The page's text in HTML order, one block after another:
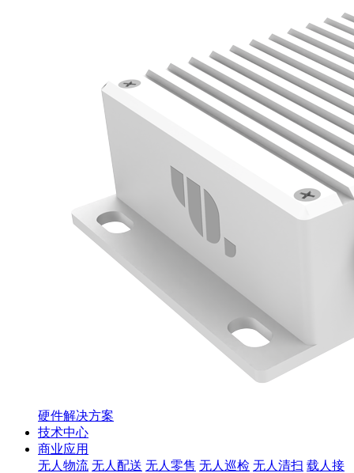
硬件解决方案
技术中心
商业应用
无人物流 无人配送 无人零售 无人巡检 无人清扫 载人接